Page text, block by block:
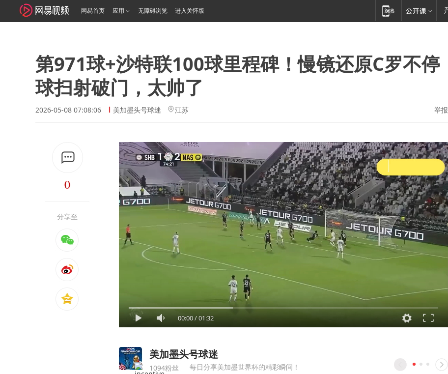
网易首页 应用 无障碍浏览 进入关怀版
第971球+沙特联100球里程碑！慢镜还原C罗不停
球扫射破门，太帅了
2026-05-08 07:08:06 美加墨头号球迷 江苏 举报
0
分享至
00:00/01:32
美加墨头号球迷
1094粉丝 每日分享美加墨世界杯的精彩瞬间！